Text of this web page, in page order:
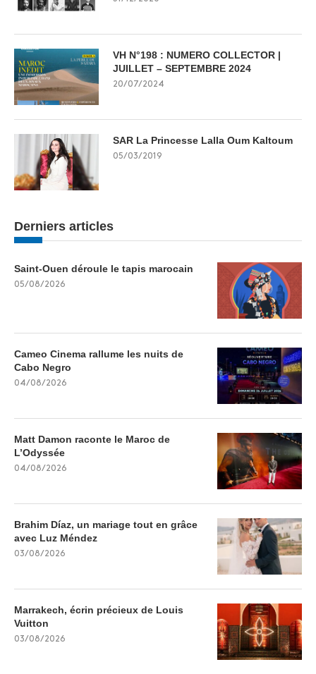
VH N°198 : NUMERO COLLECTOR |
JUILLET – SEPTEMBRE 2024
20/07/2024
SAR La Princesse Lalla Oum Kaltoum
05/03/2019
Derniers articles
Saint-Ouen déroule le tapis marocain
05/08/2026
Cameo Cinema rallume les nuits de
Cabo Negro
04/08/2026
Matt Damon raconte le Maroc de
L’Odyssée
04/08/2026
Brahim Díaz, un mariage tout en grâce
avec Luz Méndez
03/08/2026
Marrakech, écrin précieux de Louis
Vuitton
03/08/2026